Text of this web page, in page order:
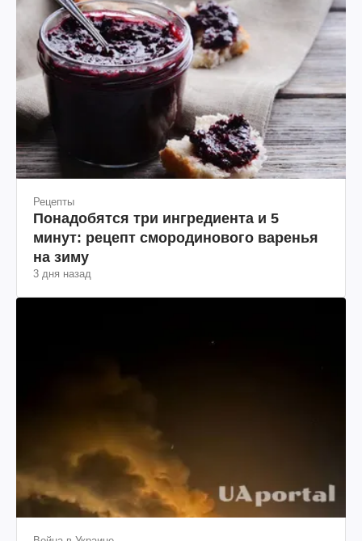
Рецепты
Понадобятся три ингредиента и 5
минут: рецепт смородинового варенья
на зиму
3 дня назад